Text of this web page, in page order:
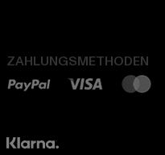
ZAHLUNGSMETHODEN